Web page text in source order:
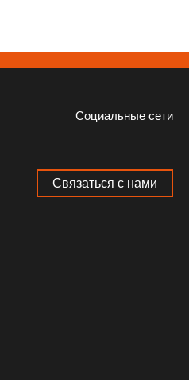
Социальные сети
Связаться с нами